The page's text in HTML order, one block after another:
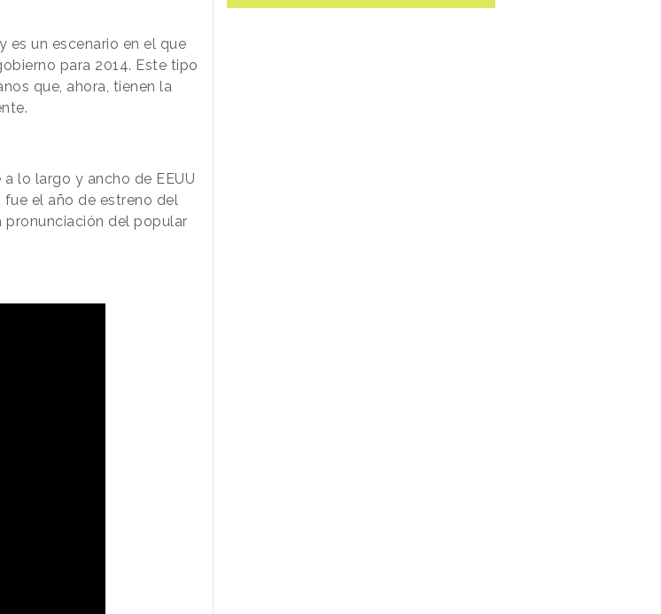
es un escenario en el que
para 2014. Este tipo
que, ahora, tienen la
lo largo y ancho de EEUU
el año de estreno del
pronunciación del popular